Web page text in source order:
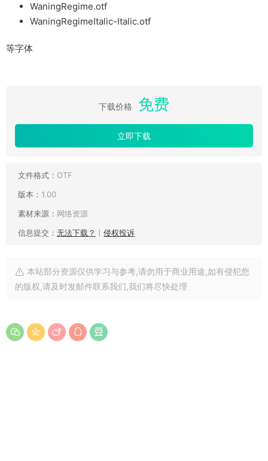
WaningRegime.otf
WaningRegimeItalic-Italic.otf
等字体
下载价格 免费
立即下载
文件格式： OTF
版本： 1.00
素材来源： 网络资源
信息提交： 无法下载？ 侵权投诉
本站部分资源仅供学习与参考,请勿用于商业用途,如有侵犯您
的版权,请及时发邮件联系我们,我们将尽快处理